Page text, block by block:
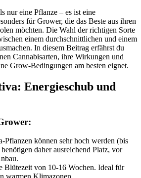
nur eine Pflanze – es ist eine
für Grower, die das Beste aus ihren
möchten. Die Wahl der richtigen Sorte
einem durchschnittlichen und einem
In diesem Beitrag erfährst du
Cannabisarten, ihre Wirkungen und
Grow-Bedingungen am besten eignet.
Energieschub und
Pflanzen können sehr hoch werden (bis
daher ausreichend Platz, vor
Blütezeit von 10-16 Wochen. Ideal für